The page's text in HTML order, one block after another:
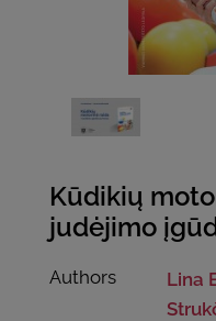
Kūdikių
judėjimo
Authors Lina